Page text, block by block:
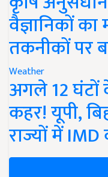
वैज्ञानिकों
तकनीकों पर
Weather
अगले 12 घंटों
कहर! यूपी,
राज्यों में